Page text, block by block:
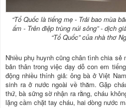
“Tổ Quốc là tiếng mẹ - Trải bao mùa
ấm - Trên điệp trùng núi sông” - dịch
“Tổ Quốc” của nhà thơ
Nhiều phụ huynh cũng chân tình chia sẻ
bản thân trong việc dạy dỗ con em
động nhiều thính giả: ông bà ở Việt
sinh ra ở nước ngoài về thăm. Gặp
thứ, bà sững sờ nhận ra rằng, cháu
lặng cầm chặt tay cháu, hai dòng nước